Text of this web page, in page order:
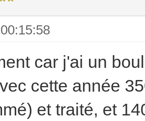
car j'ai un
cette année
et traité, et